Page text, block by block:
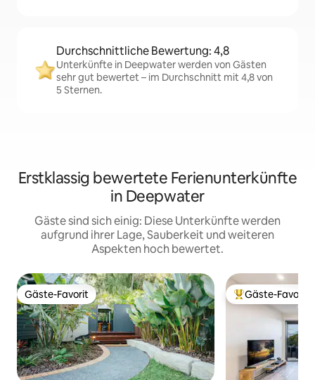
Durchschnittliche Bewertung: 4,8
Unterkünfte in Deepwater werden von Gästen
sehr gut bewertet – im Durchschnitt mit 4,8 von
5 Sternen.
Erstklassig bewertete Ferienunterkünfte
in Deepwater
Gäste sind sich einig: Diese Unterkünfte werden
aufgrund ihrer Lage, Sauberkeit und weiteren
Aspekten hoch bewertet.
Gäste-Favorit
Gäste-Favorit Beliebter Gäste-
Gäste-Favorit